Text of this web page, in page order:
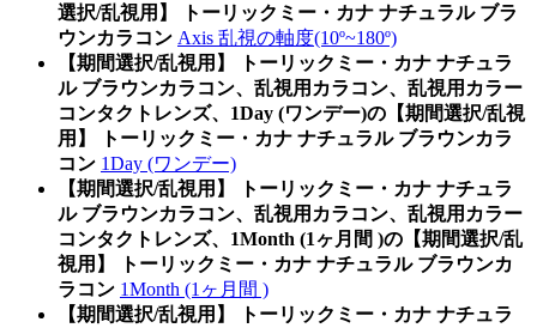
選択/乱視用】 トーリックミー・カナ ナチュラル ブラ
ウンカラコン Axis 乱視の軸度(10º~180º)
【期間選択/乱視用】 トーリックミー・カナ ナチュラ
ル ブラウンカラコン、乱視用カラコン、乱視用カラー
コンタクトレンズ、1Day (ワンデー)の【期間選択/乱視
用】 トーリックミー・カナ ナチュラル ブラウンカラ
コン 1Day (ワンデー)
【期間選択/乱視用】 トーリックミー・カナ ナチュラ
ル ブラウンカラコン、乱視用カラコン、乱視用カラー
コンタクトレンズ、1Month (1ヶ月間 )の【期間選択/乱
視用】 トーリックミー・カナ ナチュラル ブラウンカ
ラコン 1Month (1ヶ月間 )
【期間選択/乱視用】 トーリックミー・カナ ナチュラ